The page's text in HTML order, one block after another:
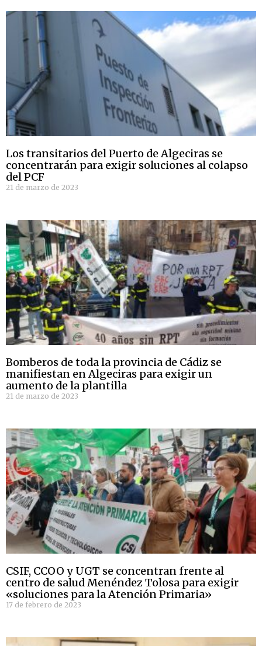
Los transitarios del Puerto de Algeciras se
concentrarán para exigir soluciones al colapso
del PCF
21 de marzo de 2023
Bomberos de toda la provincia de Cádiz se
manifiestan en Algeciras para exigir un
aumento de la plantilla
21 de marzo de 2023
CSIF, CCOO y UGT se concentran frente al
centro de salud Menéndez Tolosa para exigir
«soluciones para la Atención Primaria»
17 de febrero de 2023